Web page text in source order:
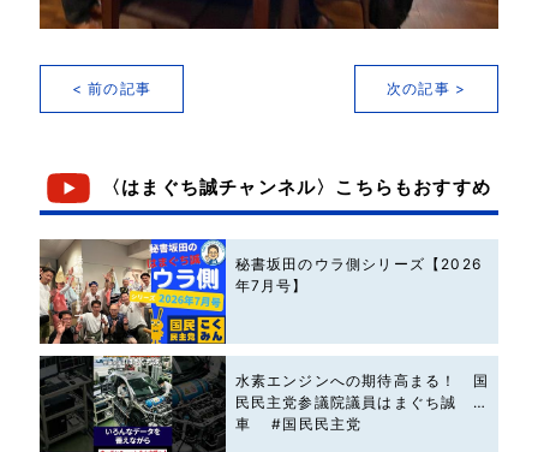
< 前の記事 次の記事 >
〈はまぐち誠チャンネル〉こちらもおすすめ
秘書坂田のウラ側シリーズ【2026
年7月号】
水素エンジンへの期待高まる！ 国
民民主党参議院議員はまぐち誠 #
車 #国民民主党